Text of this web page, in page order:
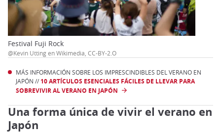
Festival Fuji Rock
@Kevin Utting en Wikimedia, CC-BY-2.O
MÁS INFORMACIÓN SOBRE LOS IMPRESCINDIBLES DEL VERANO EN
JAPÓN // 10 ARTÍCULOS ESENCIALES FÁCILES DE LLEVAR PARA
SOBREVIVIR AL VERANO EN JAPÓN
Una forma única de vivir el verano en
Japón